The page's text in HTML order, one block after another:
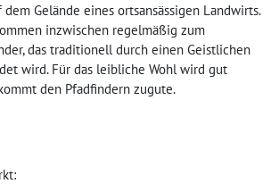
Gelände eines ortsansässigen Landwirts.
inzwischen regelmäßig zum
das traditionell durch einen Geistlichen
wird. Für das leibliche Wohl wird gut
den Pfadfindern zugute.